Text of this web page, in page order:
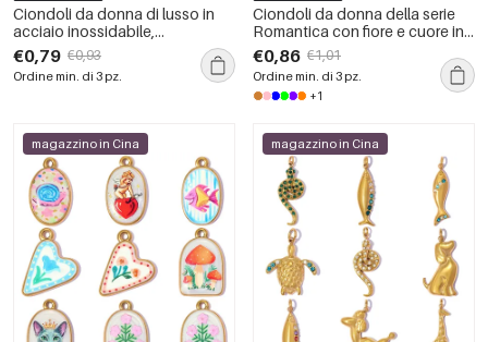
Ciondoli da donna di lusso in
acciaio inossidabile,
impermeabili e dalla forma
geometrica semplice, con
zirconi, della serie Luxurious.
€0,79 €0,93
Ordine min. di 3 pz.
Ciondoli da donna della serie
Romantica con fiore e cuore in
smalto, in acciaio inossidabile,
impermeabili, colore oro.
€0,86 €1,01
Ordine min. di 3 pz.
+1
magazzino in Cina magazzino in Cina